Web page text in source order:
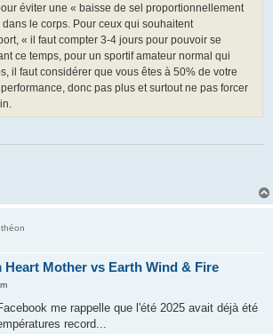
éviter une « baisse de sel proportionnellement
le corps. Pour ceux qui souhaitent
« il faut compter 3-4 jours pour pouvoir se
ce temps, pour un sportif amateur normal qui
il faut considérer que vous êtes à 50% de votre
donc pas plus et surtout ne pas forcer
Heart Mother vs Earth Wind & Fire
me rappelle que l'été 2025 avait déjà été
record...